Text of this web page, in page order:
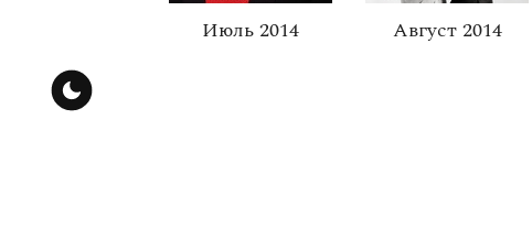
Июль 2014 Август 2014